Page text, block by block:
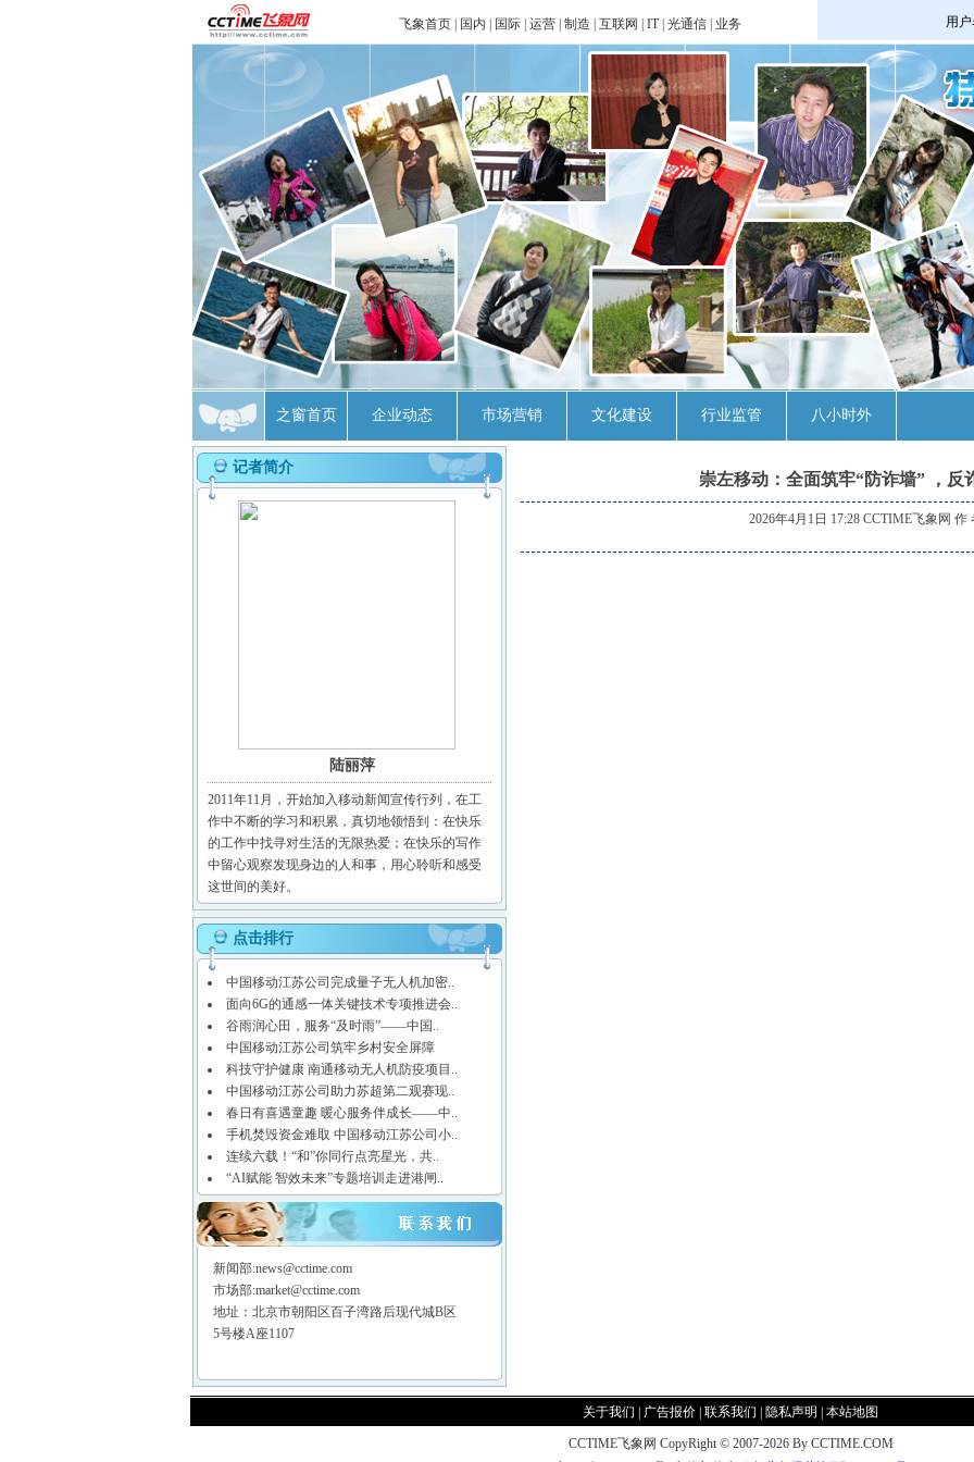
飞象首页 国内 国际 运营 制造 互联网 IT| 光通信 业务
之窗首页 企业动态 市场营销 文化建设 行业监管 八小时外
记者简介
陆丽萍
2011年11月，开始加入移动新闻宣传行列，在工
作中不断的学习和积累，真切地领悟到：在快乐
的工作中找寻对生活的无限热爱；在快乐的写作
中留心观察发现身边的人和事，用心聆听和感受
这世间的美好。
点击排行
中国移动江苏公司完成量子无人机加密..
面向6G的通感一体关键技术专项推进会..
谷雨润心田，服务“及时雨”——中国..
中国移动江苏公司筑牢乡村安全屏障
科技守护健康 南通移动无人机防疫项目..
中国移动江苏公司助力苏超第二观赛现..
春日有喜遇童趣 暖心服务伴成长——中..
手机焚毁资金难取 中国移动江苏公司小..
连续六载！“和”你同行点亮星光，共..
“AI赋能 智效未来”专题培训走进港闸..
新闻部:news@cctime.com
市场部:market@cctime.com
地址：北京市朝阳区百子湾路后现代城B区
5号楼A座1107
崇左移动：全面筑牢“防诈墙” ，反
2026年4月1日 17:28 CCTIME飞象网 作
关于我们 广告报价 联系我们 隐私声明 本站地图
CCTIME飞象网 CopyRight © 2007-2026 By CCTIME.COM